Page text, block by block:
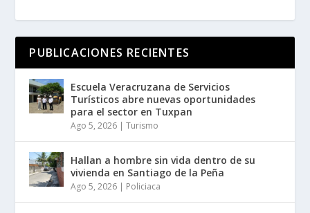
PUBLICACIONES RECIENTES
Escuela Veracruzana de Servicios
Turísticos abre nuevas oportunidades
para el sector en Tuxpan
Ago 5, 2026 |Turismo
Hallan a hombre sin vida dentro de su
vivienda en Santiago de la Peña
Ago 5, 2026 | Policiaca